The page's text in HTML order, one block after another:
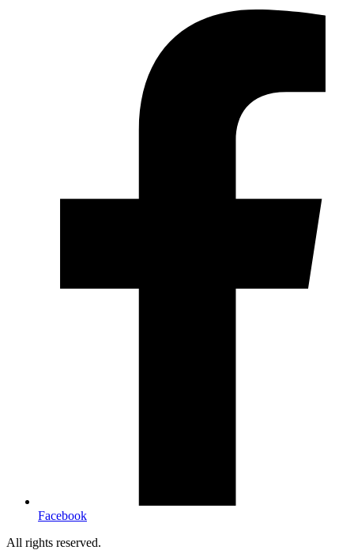
Facebook
All rights reserved.